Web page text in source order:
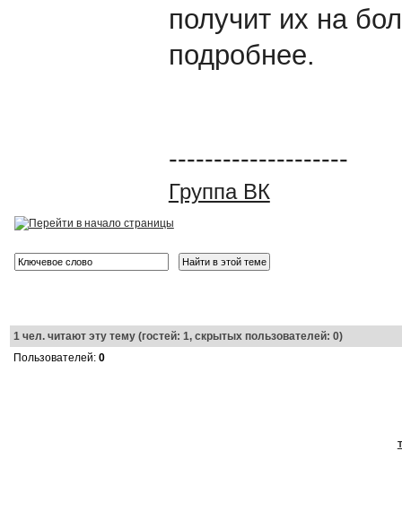
получит их на
подробнее.
--------------------
Группа ВК
1чел. читают эту тему (гостей: 1, скрытых пользователей: 0)
Пользователей: 0